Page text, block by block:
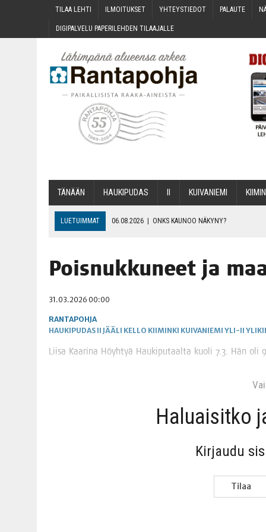
TILAA LEH­TI ILMOI­TUK­SET YHTEYS­TIE­DOT PALAU­TE
DIGI­PAL­VE­LU PAPE­RI­LEH­DEN TILAAJALLE
TÄNÄÄN HAU­KI­PU­DAS KUI­VA­NIE­MI
LUETUIMMAT 06.08.2026 | ONKS KAU­NOO NÄKYNY?
06.08.2026 OPIN­TOI­HIN KAN­SA­LAIS­OPIS­TOS­SA VOI SAA­DA
06.08.2026 | KII­MIN­KI­PÄI­VÄT JÄR­JES­TE­TÄÄN PERIN­TEI­TÄ
Pois­nuk­ku­neet ja
31.03.2026 00:00
RANTAPOHJA
HAUKIPUDAS II JÄÄLI KELLO KIIMINKI KUIVANIEMI YLI-II
Lii­sa Kaa­ri­na Höyh­tyä Hau­ki­pu­taal­ta kuo­li 7.3. Hän oli
Haluai­sit­ko
Kir­jau­du
Tilaa